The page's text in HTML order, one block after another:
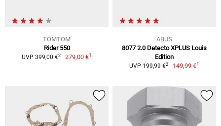
TOMTOM
Rider 550
UVP 399,00 €2 279,00 €1
ABUS
8077 2.0 Detecto XPLUS Louis
Edition
UVP 199,99 €2 149,99 €1